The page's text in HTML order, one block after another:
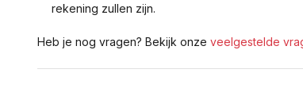
rekening zullen zijn.
Heb je nog vragen? Bekijk onze veelgestelde